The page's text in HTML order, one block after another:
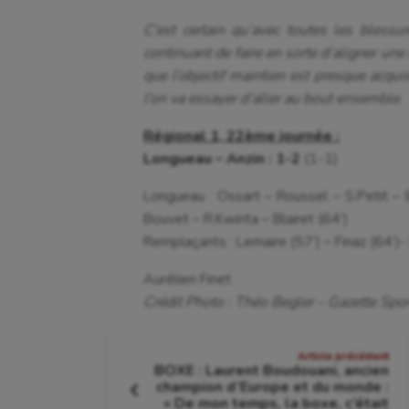
C’est certain qu’avec toutes les
continuant de faire en sorte d’aligner
que l’objectif maintien est presque
l’on va essayer d’aller au bout ensemble.
Régional 1, 22ème journée :
Longueau – Anzin : 1-2
Longueau : Ossart – Roussel – S.Petit
Bouvet – R.Kwinta – Blairet (64’)
Remplaçants : Lemaire (57’) – Finaz
Aurélien Finet
Crédit Photo : Théo Begler – Gazette
deArticle
Article précédent
BOXE : Laurent Boudouani, ancien
champion d’Europe et du monde :
« De mon temps, la boxe, c’était